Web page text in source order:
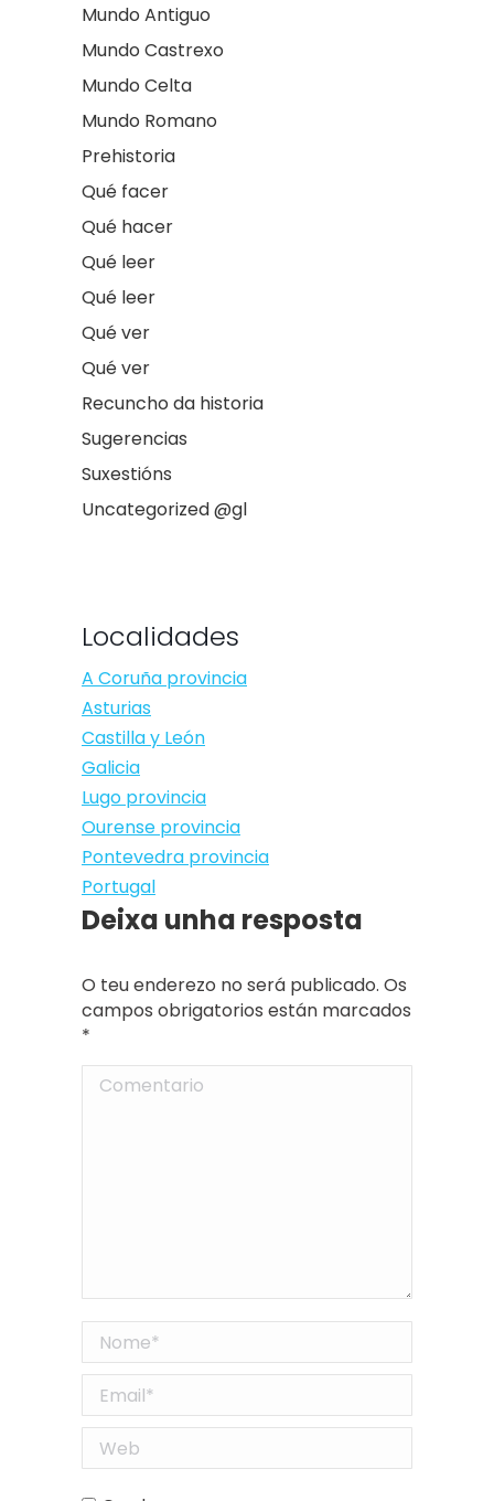
Mundo Antiguo
Mundo Castrexo
Mundo Celta
Mundo Romano
Prehistoria
Qué facer
Qué hacer
Qué leer
Qué leer
Qué ver
Qué ver
Recuncho da historia
Sugerencias
Suxestións
Uncategorized @gl
Localidades
A Coruña provincia
Asturias
Castilla y León
Galicia
Lugo provincia
Ourense provincia
Pontevedra provincia
Portugal
Deixa unha resposta
O teu enderezo no será publicado. Os
campos obrigatorios están marcados
*
Comentario
Nome *
Email *
Web